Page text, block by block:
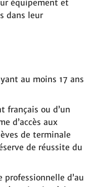
équipement et
dans leur
au moins 17 ans
français ou d’un
d’accès aux
de terminale
de réussite du
professionnelle d’au